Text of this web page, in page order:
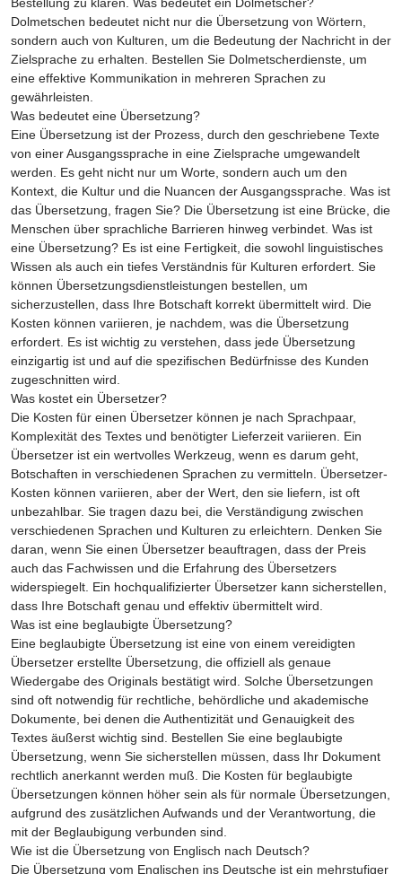
Bestellung zu klären. Was bedeutet ein Dolmetscher?
Dolmetschen bedeutet nicht nur die Übersetzung von Wörtern,
sondern auch von Kulturen, um die Bedeutung der Nachricht in der
Zielsprache zu erhalten. Bestellen Sie Dolmetscherdienste, um
eine effektive Kommunikation in mehreren Sprachen zu
gewährleisten.
Was bedeutet eine Übersetzung?
Eine Übersetzung ist der Prozess, durch den geschriebene Texte
von einer Ausgangssprache in eine Zielsprache umgewandelt
werden. Es geht nicht nur um Worte, sondern auch um den
Kontext, die Kultur und die Nuancen der Ausgangssprache. Was ist
das Übersetzung, fragen Sie? Die Übersetzung ist eine Brücke, die
Menschen über sprachliche Barrieren hinweg verbindet. Was ist
eine Übersetzung? Es ist eine Fertigkeit, die sowohl linguistisches
Wissen als auch ein tiefes Verständnis für Kulturen erfordert. Sie
können Übersetzungsdienstleistungen bestellen, um
sicherzustellen, dass Ihre Botschaft korrekt übermittelt wird. Die
Kosten können variieren, je nachdem, was die Übersetzung
erfordert. Es ist wichtig zu verstehen, dass jede Übersetzung
einzigartig ist und auf die spezifischen Bedürfnisse des Kunden
zugeschnitten wird.
Was kostet ein Übersetzer?
Die Kosten für einen Übersetzer können je nach Sprachpaar,
Komplexität des Textes und benötigter Lieferzeit variieren. Ein
Übersetzer ist ein wertvolles Werkzeug, wenn es darum geht,
Botschaften in verschiedenen Sprachen zu vermitteln. Übersetzer-
Kosten können variieren, aber der Wert, den sie liefern, ist oft
unbezahlbar. Sie tragen dazu bei, die Verständigung zwischen
verschiedenen Sprachen und Kulturen zu erleichtern. Denken Sie
daran, wenn Sie einen Übersetzer beauftragen, dass der Preis
auch das Fachwissen und die Erfahrung des Übersetzers
widerspiegelt. Ein hochqualifizierter Übersetzer kann sicherstellen,
dass Ihre Botschaft genau und effektiv übermittelt wird.
Was ist eine beglaubigte Übersetzung?
Eine beglaubigte Übersetzung ist eine von einem vereidigten
Übersetzer erstellte Übersetzung, die offiziell als genaue
Wiedergabe des Originals bestätigt wird. Solche Übersetzungen
sind oft notwendig für rechtliche, behördliche und akademische
Dokumente, bei denen die Authentizität und Genauigkeit des
Textes äußerst wichtig sind. Bestellen Sie eine beglaubigte
Übersetzung, wenn Sie sicherstellen müssen, dass Ihr Dokument
rechtlich anerkannt werden muß. Die Kosten für beglaubigte
Übersetzungen können höher sein als für normale Übersetzungen,
aufgrund des zusätzlichen Aufwands und der Verantwortung, die
mit der Beglaubigung verbunden sind.
Wie ist die Übersetzung von Englisch nach Deutsch?
Die Übersetzung vom Englischen ins Deutsche ist ein mehrstufiger